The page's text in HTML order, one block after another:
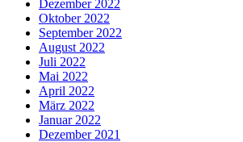
Dezember 2022
Oktober 2022
September 2022
August 2022
Juli 2022
Mai 2022
April 2022
März 2022
Januar 2022
Dezember 2021